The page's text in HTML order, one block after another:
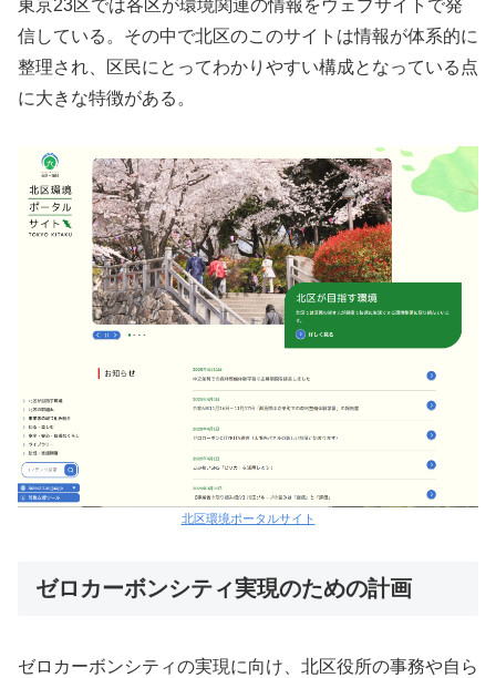
東京23区では各区が環境関連の情報をウェブサイトで発
信している。その中で北区のこのサイトは情報が体系的に
整理され、区民にとってわかりやすい構成となっている点
に大きな特徴がある。
北区環境ポータルサイト
ゼロカーボンシティ実現のための計画
ゼロカーボンシティの実現に向け、北区役所の事務や自ら